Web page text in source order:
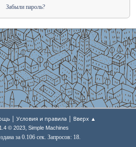
Забыли пароль?
| Условия и правила | Вверх ▲
© 2023, Simple Machines
за 0.106 сек. Запросов: 18.